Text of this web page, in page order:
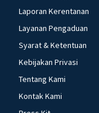
Laporan Kerentanan
Layanan Pengaduan
Syarat & Ketentuan
Kebijakan Privasi
Tentang Kami
Kontak Kami